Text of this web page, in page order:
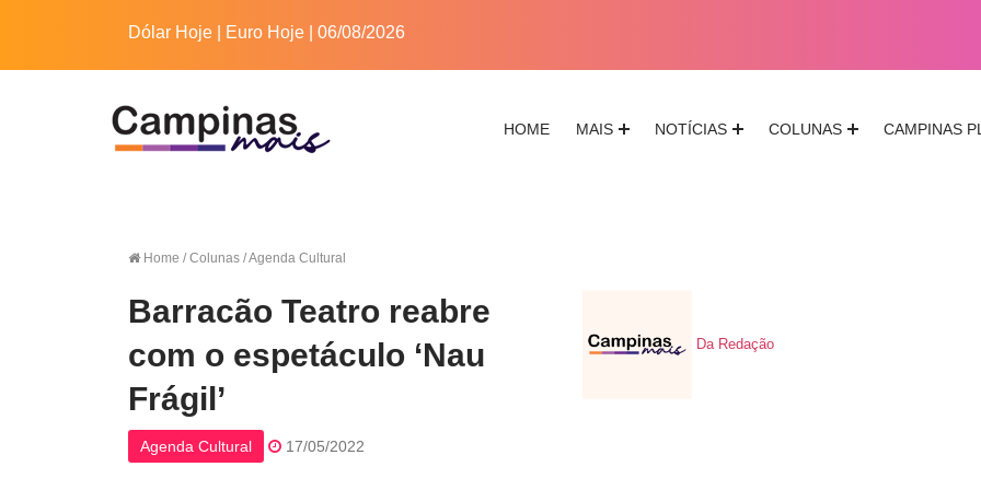
Dólar Hoje Euro Hoje | 06/08/2026
HOME MAIS NOTÍCIAS COLUNAS CAMPINAS
Home / Colunas / Agenda Cultural
Barracão Teatro reabre
com o espetáculo ‘Nau
Frágil’
Da Redação
Agenda Cultural 17/05/2022